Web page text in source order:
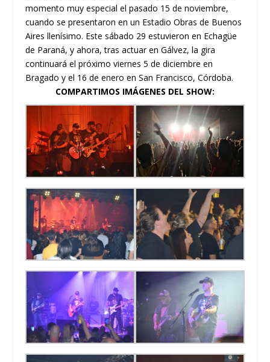
momento muy especial el pasado 15 de noviembre,
cuando se presentaron en un Estadio Obras de Buenos
Aires llenísimo. Este sábado 29 estuvieron en Echagüe
de Paraná, y ahora, tras actuar en Gálvez, la gira
continuará el próximo viernes 5 de diciembre en
Bragado y el 16 de enero en San Francisco, Córdoba.
COMPARTIMOS IMÁGENES DEL SHOW: